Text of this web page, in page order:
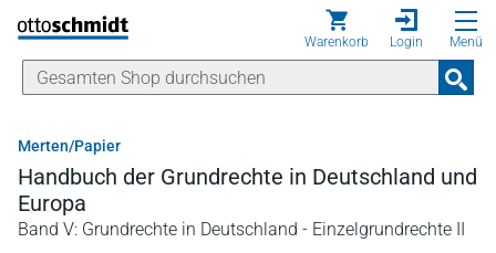
Direkt zum Inhalt
Warenkorb Login Menü
Merten/Papier
Handbuch der Grundrechte in Deutschland und
Europa
Band V: Grundrechte in Deutschland - Einzelgrundrechte II